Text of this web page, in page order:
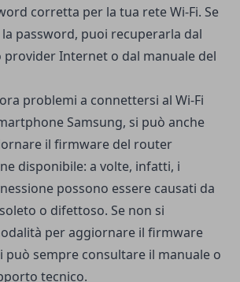
corretta per la tua rete Wi-Fi. Se
password, puoi recuperarla dal
provider Internet o dal manuale del
problemi a connettersi al Wi-Fi
Samsung, si può anche
il firmware del router
disponibile: a volte, infatti, i
possono essere causati da
o difettoso. Se non si
per aggiornare il firmware
può sempre consultare il manuale o
tecnico.